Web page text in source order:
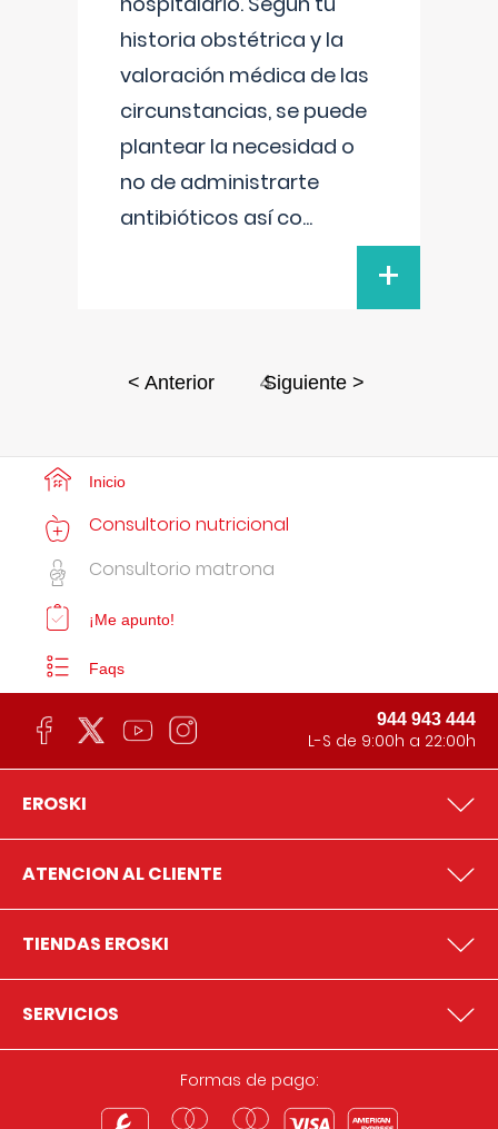
historia obstétrica y la
valoración médica de las
circunstancias, se puede
plantear la necesidad o
no de administrarte
antibióticos así co...
+
< Anterior 4
Siguiente >
Inicio
Consultorio nutricional
Consultorio matrona
¡Me apunto!
Faqs
944 943 444
L-S de 9:00h a 22:00h
EROSKI
ATENCION AL CLIENTE
TIENDAS EROSKI
SERVICIOS
Formas de pago: